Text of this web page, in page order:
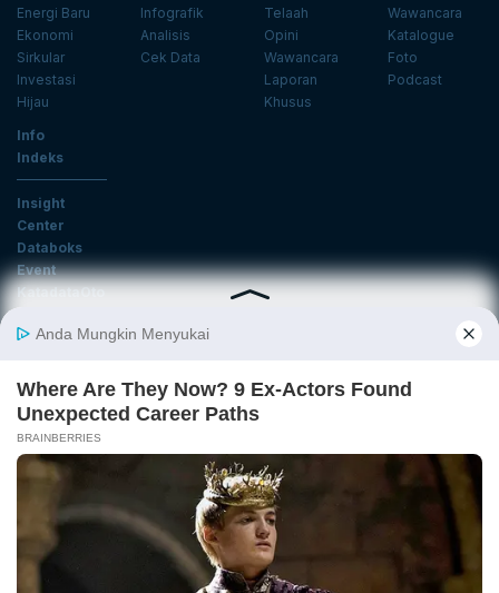
Energi Baru
Ekonomi
Sirkular
Investasi
Hijau
Infografik
Analisis
Cek Data
Telaah
Opini
Wawancara
Laporan
Khusus
Wawancara
Katalogue
Foto
Podcast
Info
Indeks
Insight
Center
Databoks
Event
KatadataOto
Email
Tentang Katadata Advertising Karier
Kebijakan Privasi
Disclaimer